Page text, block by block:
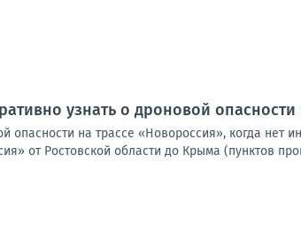
узнать о дроновой
опасности на трассе «Новороссия», когда
от Ростовской области до Крыма (пунктов